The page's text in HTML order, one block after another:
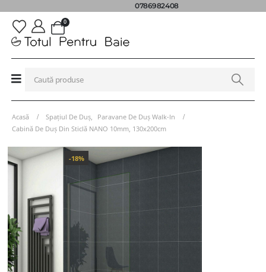
0786982408
0
Acasă Spațiul De Duș
Paravane De Duș Walk-In
Cabină De Duș Din Sticlă NANO 10mm, 130x200cm
-18%